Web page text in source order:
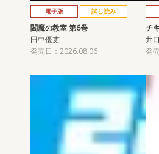
電子版 試し読み
閻魔の教室 第6巻
田中優吏
発売日：2026.08.06
チ
井
発